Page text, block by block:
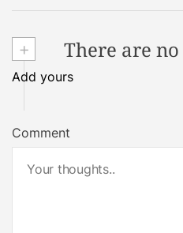
+ There are
Add yours
Comment